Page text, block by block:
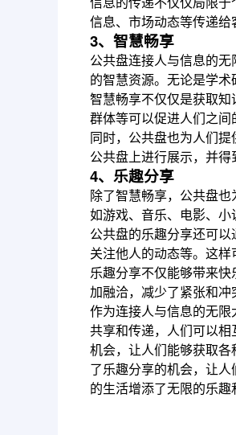
信息、市场动态等传递给
3、智慧畅享
公共盘连接人与信息的
的智慧资源。无论是学术
智慧畅享不仅仅是获取
群体等可以促进人们之间
同时，公共盘也为人们
公共盘上进行展示，并得
4、乐趣分享
除了智慧畅享，公共盘
如游戏、音乐、电影、小
公共盘的乐趣分享还可
关注他人的动态等。这样
乐趣分享不仅能够带来
加融洽，减少了紧张和冲
作为连接人与信息的无
共享和传递，人们可以
机会，让人们能够获取
了乐趣分享的机会，让
的生活增添了无限的乐趣